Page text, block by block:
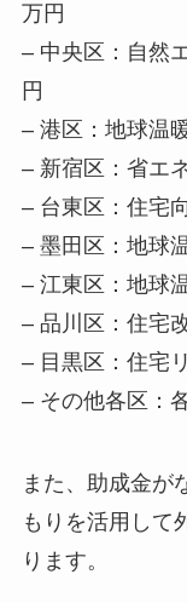
万円
– 中央区：自然
円
– 港区：地球温
– 新宿区：省エ
– 台東区：住宅
– 墨田区：地球
– 江東区：地球
– 品川区：住宅
– 目黒区：住宅
– その他各区：
また、助成金が
もりを活用して
ります。